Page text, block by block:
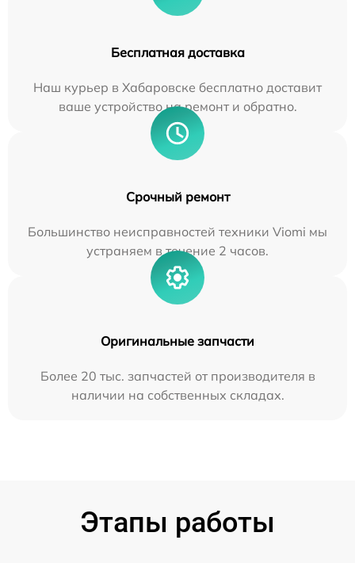
Бесплатная доставка
Наш курьер в Хабаровске бесплатно доставит
ваше устройство на ремонт и обратно.
Срочный ремонт
Большинство неисправностей техники Viomi мы
устраняем в течение 2 часов.
Оригинальные запчасти
Более 20 тыс. запчастей от производителя в
наличии на собственных складах.
Этапы работы